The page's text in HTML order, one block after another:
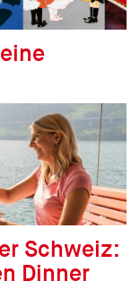
Schweiz:
Dinner